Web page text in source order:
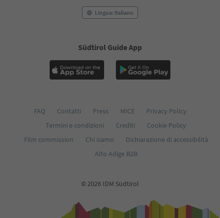
Lingua: Italiano
Südtirol Guide App
FAQ Contatti Press MICE
Privacy Policy
Termini e condizioni
Crediti
Cookie Policy
Film commission
Chi siamo
Dichiarazione di accessibilità
Alto Adige B2B
© 2026 IDM Südtirol